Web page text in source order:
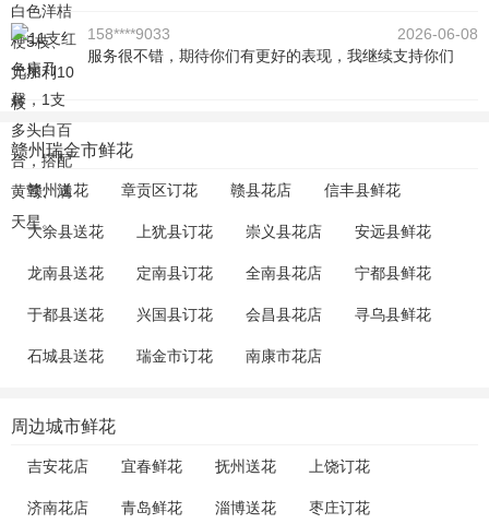
158****9033
2026-06-08
服务很不错，期待你们有更好的表现，我继续支持你们
赣州瑞金市鲜花
赣州送花 章贡区订花 赣县花店 信丰县鲜花
大余县送花 上犹县订花 崇义县花店 安远县鲜花
龙南县送花 定南县订花 全南县花店 宁都县鲜花
于都县送花 兴国县订花 会昌县花店 寻乌县鲜花
石城县送花 瑞金市订花 南康市花店
周边城市鲜花
吉安花店 宜春鲜花 抚州送花 上饶订花
济南花店 青岛鲜花 淄博送花 枣庄订花